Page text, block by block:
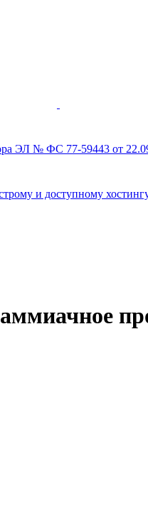
ЭЛ № ФС 77-59443 от
и доступному